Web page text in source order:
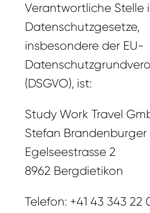
Verantwortliche Stelle
Datenschutzgesetze,
insbesondere der EU-
(DSGVO), ist:
Study Work Travel
Stefan Brandenburger
Egelseestrasse 2
8962 Bergdietikon
Telefon: +41 43 343 22